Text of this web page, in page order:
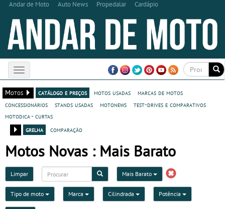
Andar de Moto Auto News Propedalar Cardápio
Toggle
navigation
Motos
catálogo e preços motos usadas
marcas de motos
concessionários
stands usadas motonews
test-drives e comparativos
motodica - curtas
grelha
comparação
Motos Novas : Mais Barato
Limpar Mais Barato
Tipo de moto Marca Cilindrada Potência